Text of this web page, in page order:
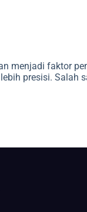
menjadi faktor
presisi.